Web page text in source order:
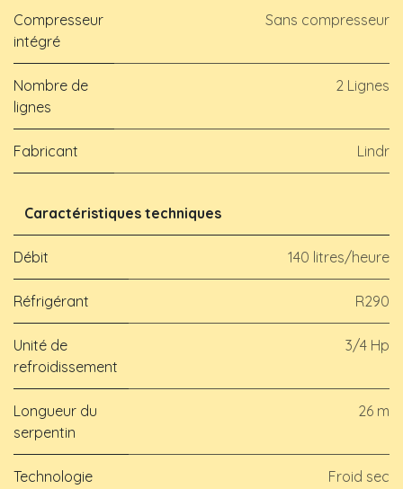
Compresseur
intégré
Sans compresseur
Nombre de
lignes
2 Lignes
Fabricant Lindr
Caractéristiques techniques
Débit 140 litres/heure
Réfrigérant R290
Unité de
refroidissement
3/4 Hp
Longueur du
serpentin
26 m
Technologie Froid sec